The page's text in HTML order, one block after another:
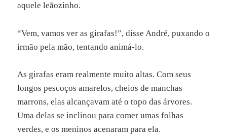
aquele leãozinho.
“Vem, vamos ver as girafas!”, disse André, puxando o
irmão pela mão, tentando animá-lo.
As girafas eram realmente muito altas. Com seus
longos pescoços amarelos, cheios de manchas
marrons, elas alcançavam até o topo das árvores.
Uma delas se inclinou para comer umas folhas
verdes, e os meninos acenaram para ela.